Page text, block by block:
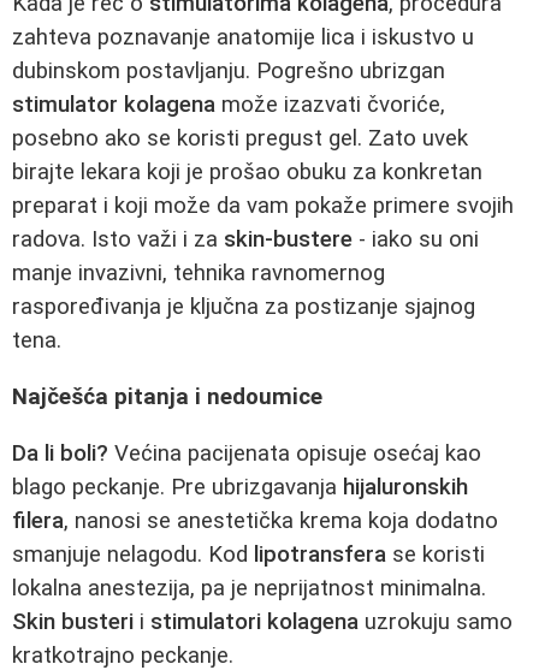
zahteva poznavanje anatomije lica i iskustvo u
dubinskom postavljanju. Pogrešno ubrizgan
stimulator kolagena može izazvati čvoriće,
posebno ako se koristi pregust gel. Zato uvek
birajte lekara koji je prošao obuku za konkretan
preparat i koji može da vam pokaže primere svojih
radova. Isto važi i za skin-bustere - iako su oni
manje invazivni, tehnika ravnomernog
raspoređivanja je ključna za postizanje sjajnog
tena.
Najčešća pitanja i nedoumice
Da li boli? Većina pacijenata opisuje osećaj kao
blago peckanje. Pre ubrizgavanja hijaluronskih
filera, nanosi se anestetička krema koja dodatno
smanjuje nelagodu. Kod lipotransfera se koristi
lokalna anestezija, pa je neprijatnost minimalna.
Skin busteri i stimulatori kolagena uzrokuju samo
kratkotrajno peckanje.